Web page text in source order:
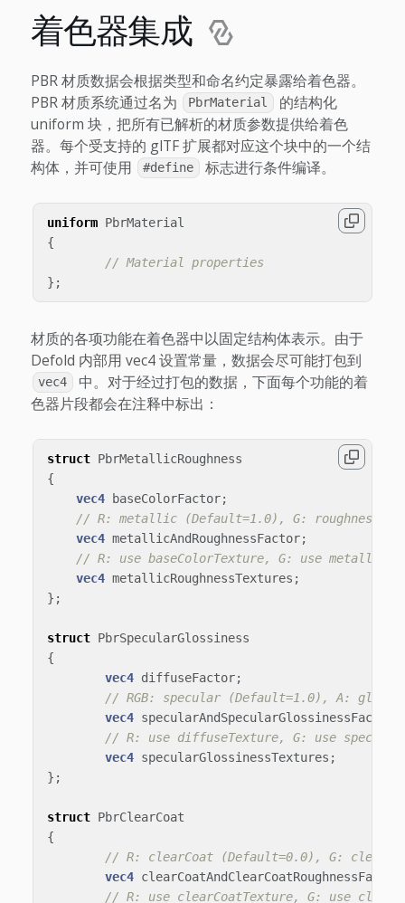
着色器集成
PBR 材质数据会根据类型和命名约定暴露给着色器。
PBR 材质系统通过名为
PbrMaterial
的结构化
uniform 块，把所有已解析的材质参数提供给着色
器。每个受支持的 glTF 扩展都对应这个块中的一个结
构体，并可使用
#define 标志进行条件编译。
uniform PbrMaterial
{
// Material properties
};
材质的各项功能在着色器中以固定结构体表示。由于
Defold 内部用 vec4 设置常量，数据会尽可能打包到
vec4
中。对于经过打包的数据，下面每个功能的着
色器片段都会在注释中标出：
struct PbrMetallicRoughness
{
vec4
baseColorFactor;
// R: metallic (Default=1.0), G: roughness
vec4 metallicAndRoughnessFactor;
// R: use baseColorTexture, G: use
vec4 metallicRoughnessTextures ;
};
struct PbrSpecularGlossiness
{
vec4 diffuseFactor;
// RGB: specular (Default=1.0), A:
vec4 specularAndSpecularGlossinessFactor
// R: use diffuseTexture, G: use
vec4 specularGlossinessTextures ;
};
struct PbrClearCoat
{
// R: clearCoat (Default=0.0), G:
vec4 clearCoatAndClearCoatRoughnessFactor
// R: use clearCoatTexture, G: use